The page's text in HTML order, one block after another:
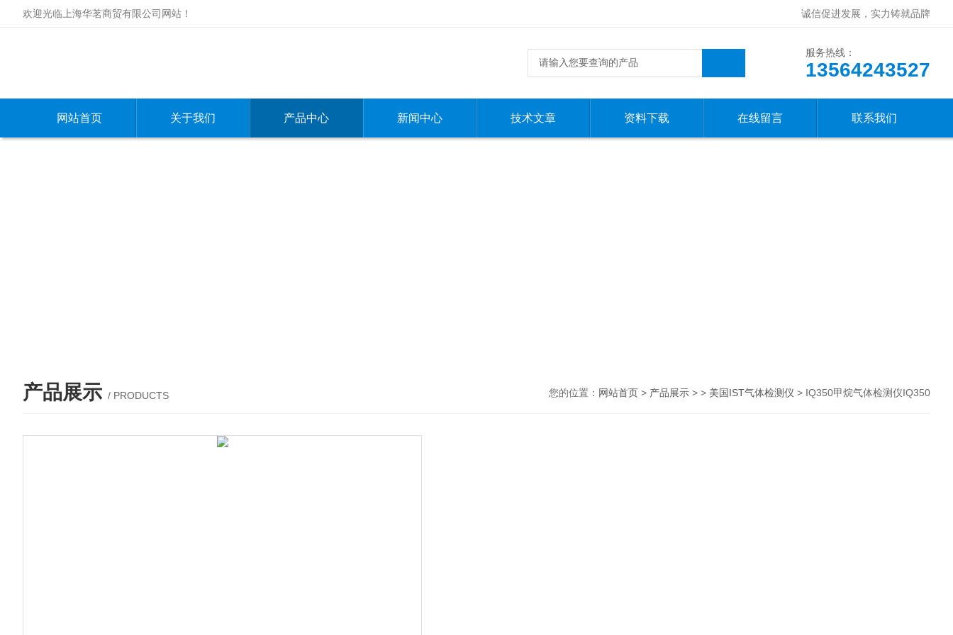
欢迎光临上海华茗商贸有限公司网站！ 诚信促进发展，实力铸就品牌
服务热线：
13564243527
网站首页 关于我们 产品中心 新闻中心 技术文章 资料下载 在线留言 联系我们
产品展示 / PRODUCTS 您的位置： 网站首页 > 产品展示 > > 美国IST气体检测仪 > IQ350甲烷气体检测仪IQ350